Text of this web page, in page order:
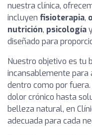
nuestra clínica,
incluyen fisioterapia,
nutrición, psicología
diseñado para
Nuestro objetivo es tu
incansablemente
dentro como por
dolor crónico hasta
belleza natural, en
adecuada para cada